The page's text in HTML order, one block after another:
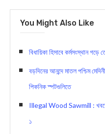
You Might Also Like
বিধায়িকা হিসাবে কর্মসংস্থান গড়ে
বড়দিনের আনন্দে মাতল পশ্চিম
পিকনিক স্পটগুলিতে
Illegal Wood Sawmill :
১